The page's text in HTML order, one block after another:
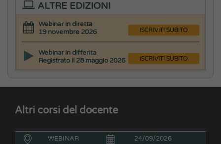
ALTRE EDIZIONI
Webinar in diretta
19 novembre 2026
ISCRIVITI SUBITO
Webinar in differita
Registrato il 28 maggio 2026
ISCRIVITI SUBITO
Altri corsi del docente
WEBINAR 24/09/2026